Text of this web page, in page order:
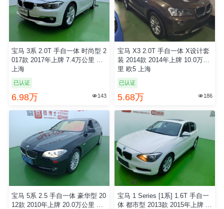
宝马 3系 2.0T 手自一体 时尚型 2
017款 2017年上牌 7.4万公里 国5
上海
已认证
6.98万  143
宝马 X3 2.0T 手自一体 X设计套
装 2014款 2014年上牌 10.0万公
里 欧5 上海
已认证
5.68万  186
宝马 5系 2.5 手自一体 豪华型 20
12款 2010年上牌 20.0万公里 国4
宝马 1 Series [1系] 1.6T 手自一
体 都市型 2013款 2015年上牌 7.